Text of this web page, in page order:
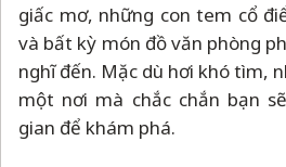
giấc mơ, những con tem cổ
và bất kỳ món đồ văn phòng
nghĩ đến. Mặc dù hơi khó tìm,
một nơi mà chắc chắn bạn
gian để khám phá.